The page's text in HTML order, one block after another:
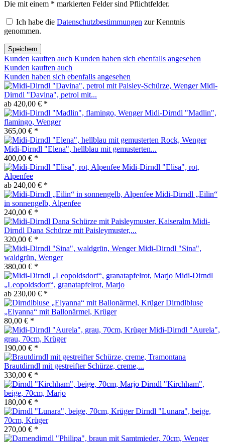
Die mit einem * markierten Felder sind Pflichtfelder.
Ich habe die Datenschutzbestimmungen zur Kenntnis
genommen.
Speichern
Kunden kauften auch Kunden haben sich ebenfalls angesehen
Kunden kauften auch
Kunden haben sich ebenfalls angesehen
Midi-
Dirndl "Davina", petrol mit...
ab 420,00 € *
Midi-Dirndl "Madlin",
flamingo, Wenger
365,00 € *
Midi-Dirndl "Elena", hellblau mit gemusterten...
400,00 € *
Midi-Dirndl "Elisa", rot,
Alpenfee
ab 240,00 € *
Midi-Dirndl „Eilin“
in sonnengelb, Alpenfee
240,00 € *
Midi-
Dirndl Dana Schürze mit Paisleymuster,...
320,00 € *
Midi-Dirndl "Sina",
waldgrün, Wenger
380,00 € *
Midi-Dirndl
„Leopoldsdorf“, granatapfelrot, Marjo
ab 230,00 € *
Dirndlbluse
„Elyanna“ mit Ballonärmel, Krüger
80,00 € *
Midi-Dirndl "Aurela",
grau, 70cm, Krüger
190,00 € *
Brautdirndl mit gestreifter Schürze, creme,...
330,00 € *
Dirndl "Kirchham",
beige, 70cm, Marjo
180,00 € *
Dirndl "Lunara", beige,
70cm, Krüger
270,00 € *